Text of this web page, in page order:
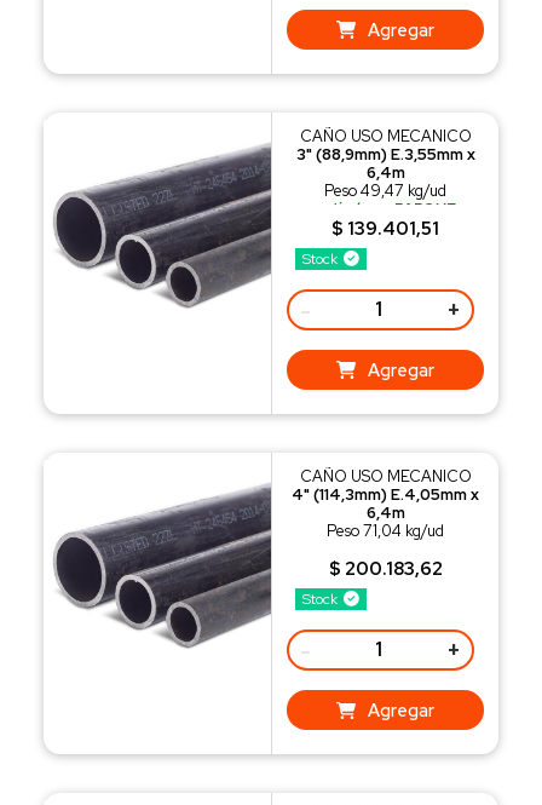
Agregar
Stock
CAÑO USO MECANICO
3" (88,9mm) E.3,55mm x
6,4m
Peso 49,47 kg/ud
retiralo en PARQUE
INDUSTRIAL SAUCE VIEJO
o recibilo con nuestro
REPARTO
$ 139.401,51
- +
Agregar
Stock
CAÑO USO MECANICO
4" (114,3mm) E.4,05mm x
6,4m
Peso 71,04 kg/ud
$ 200.183,62
- +
Agregar